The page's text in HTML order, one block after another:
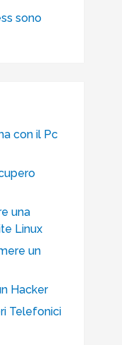
sono
con il Pc
una
Linux
un
Hacker
Telefonici